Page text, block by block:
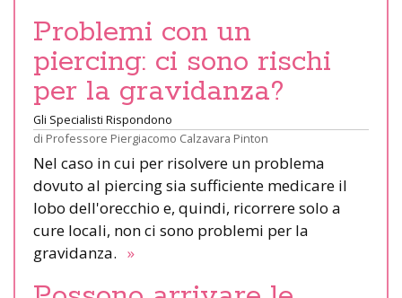
Problemi con un
piercing: ci sono rischi
per la gravidanza?
Gli Specialisti Rispondono
di Professore Piergiacomo Calzavara Pinton
Nel caso in cui per risolvere un problema
dovuto al piercing sia sufficiente medicare il
lobo dell'orecchio e, quindi, ricorrere solo a
cure locali, non ci sono problemi per la
gravidanza. »